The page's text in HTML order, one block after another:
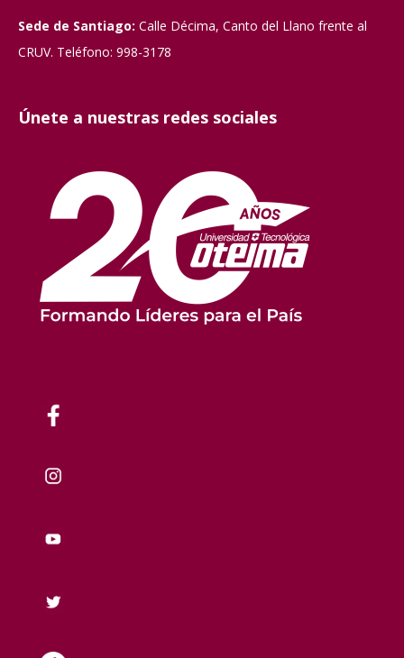
Sede de Santiago: Calle Décima, Canto del Llano frente al
CRUV. Teléfono: 998-3178
Únete a nuestras redes sociales